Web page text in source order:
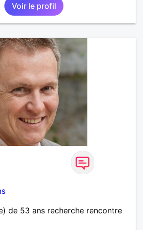
Voir le profil
de 53 ans recherche rencontre